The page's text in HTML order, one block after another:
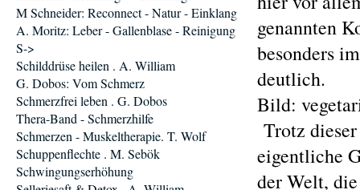
genannten
besonders
deutlich.
Bild:
Trotz
eigentliche
der Welt,
M Schneider: Reconnect - Natur - Einklang
A. Moritz: Leber - Gallenblase - Reinigung
S->
Schilddrüse heilen . A. William
G. Dobos: Vom Schmerz
Schmerzfrei leben . G. Dobos
Thera-Band - Schmerzhilfe
Schmerzen - Muskeltherapie. T. Wolf
Schuppenflechte . M. Sebök
Schwingungserhöhung